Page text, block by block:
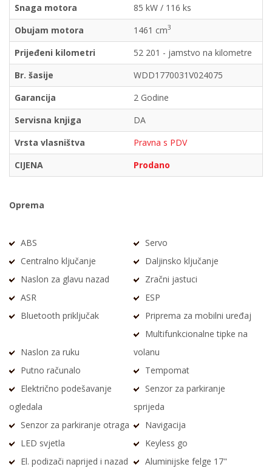
Snaga motora
85 kW / 116 ks
Obujam motora
1461 cm3
Prijeđeni kilometri
52 201 - jamstvo na kilometre
Br. šasije
WDD1770031V024075
Garancija
2 Godine
Servisna knjiga
DA
Vrsta vlasništva
Pravna s PDV
CIJENA
Prodano
Oprema
ABS
Servo
Centralno ključanje
Daljinsko ključanje
Naslon za glavu nazad
Zračni jastuci
ASR
ESP
Bluetooth priključak
Priprema za mobilni uređaj
Naslon za ruku
Multifunkcionalne tipke na
volanu
Putno računalo
Tempomat
Električno podešavanje
ogledala
Senzor za parkiranje
sprijeda
Senzor za parkiranje otraga
Navigacija
LED svjetla
Keyless go
El. podizači naprijed i nazad
Aluminijske felge 17"